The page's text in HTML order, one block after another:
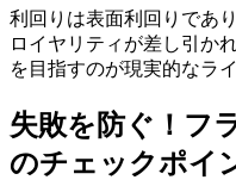
利回りは表面利回りであ
ロイヤリティが差し引か
を目指すのが現実的なラ
失敗を防ぐ！フ
のチェックポイ